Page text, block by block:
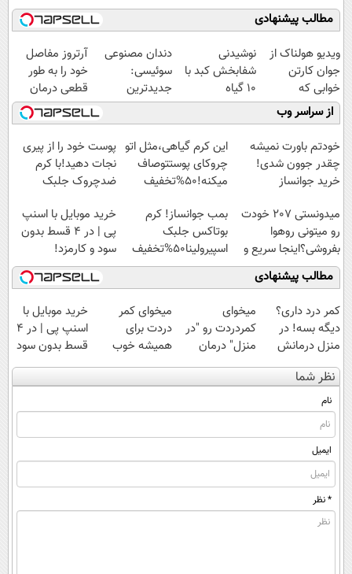
مطالب پیشنهادی
ویدیو هولناک از
جوان کارتن
خوابی که
میلیاردر شد.
آموزش رایگان
نوشیدنی
شفابخش کبد با
10 گیاه
موثر(تخفیف تا
امشب)
دندان مصنوعی
سوئیسی:
جدیدترین
فناوری اروپا،
سبک و مقاوم |
پرداخت قسطی
آرتروز مفاصل
خود را به طور
قطعی درمان
کنید!
◗پرسش‌نامه◖
از سراسر وب
خودتم باورت نمیشه
چقدر جوون شدی!
خرید جوانساز
ویژه
این کرم گیاهی،مثل اتو
چروکای پوستتوصاف
میکنه!50%تخفیف
پوست خود را از پیری
نجات دهید!با کرم
ضدچروک جلبک
میدونستی 207 خودت
رو میتونی روهوا
بفروشی؟اینجا سریع و
راحت بفروش
بمب جوانساز! کرم
بوتاکس جلبک
اسپیرولینا50%تخفیف
خرید موبایل با اسنپ
پی | در ۴ قسط بدون
سود و کارمزد!
مطالب پیشنهادی
کمر درد داری؟
دیگه بسه! در
منزل درمانش
کن
(◀پرسش‌نامه)
میخوای
کمردردت رو "در
منزل" درمان
کنی؟ (◂فیلم +
◂پرسش‌نامه)
میخوای کمر
دردت برای
همیشه خوب
شه؟ ◀
پرسش‌نامه رو پر
خرید موبایل با
اسنپ پی | در ۴
قسط بدون سود
و کارمزد!
نظر شما
نام
ایمیل
* نظر